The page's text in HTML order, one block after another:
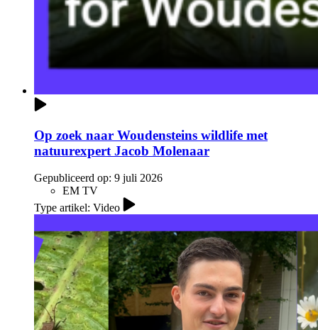
Op zoek naar Woudensteins wildlife met
natuurexpert Jacob Molenaar
Gepubliceerd op: 9 juli 2026
EM TV
Type artikel: Video